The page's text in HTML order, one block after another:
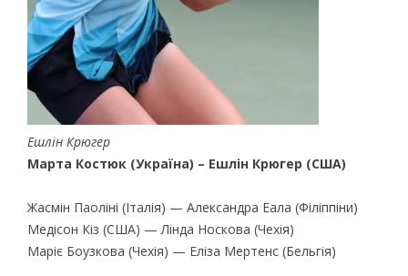
Ешлін Крюгер
Марта Костюк (Україна) – Ешлін Крюгер (США)
Жасмін Паоліні (Італія) — Александра Еала (Філіппіни)
Медісон Кіз (США) — Лінда Носкова (Чехія)
Маріє Боузкова (Чехія) — Еліза Мертенс (Бельгія)